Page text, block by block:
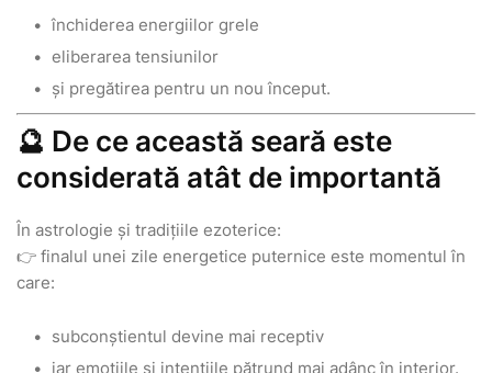
închiderea energiilor grele
eliberarea tensiunilor
și pregătirea pentru un nou început.
🔮 De ce această seară este
considerată atât de importantă
În astrologie și tradițiile ezoterice:
👉 finalul unei zile energetice puternice este momentul în
care:
subconștientul devine mai receptiv
iar emoțiile și intențiile pătrund mai adânc în interior.